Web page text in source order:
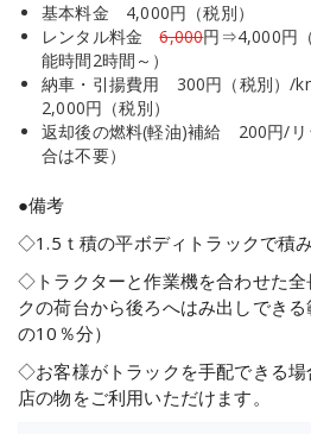
基本料金 4,000円（税別）
レンタル料金6,000円⇒4,000円
能時間2時間～）
納車・引揚費用 300円（税別）/
2,000円（税別）
返却後の燃料(軽油)補給 200円/リ
合は不要）
●備考
◇1.5ｔ積の平ボディトラックで積み
◇トラクターと作業機を合わせた
クの荷台から後ろへはみ出しでき
の10％分）
◇お客様がトラックを手配できる場
店の物をご利用いただけます。